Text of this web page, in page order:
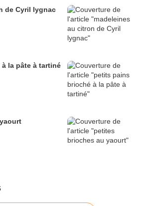
de Cyril lygnac
la pâte à tartiné